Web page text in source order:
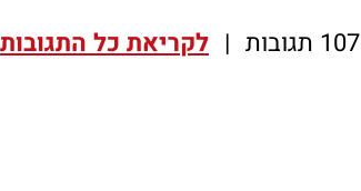
107 תגובות | לקריאת כל התגובות